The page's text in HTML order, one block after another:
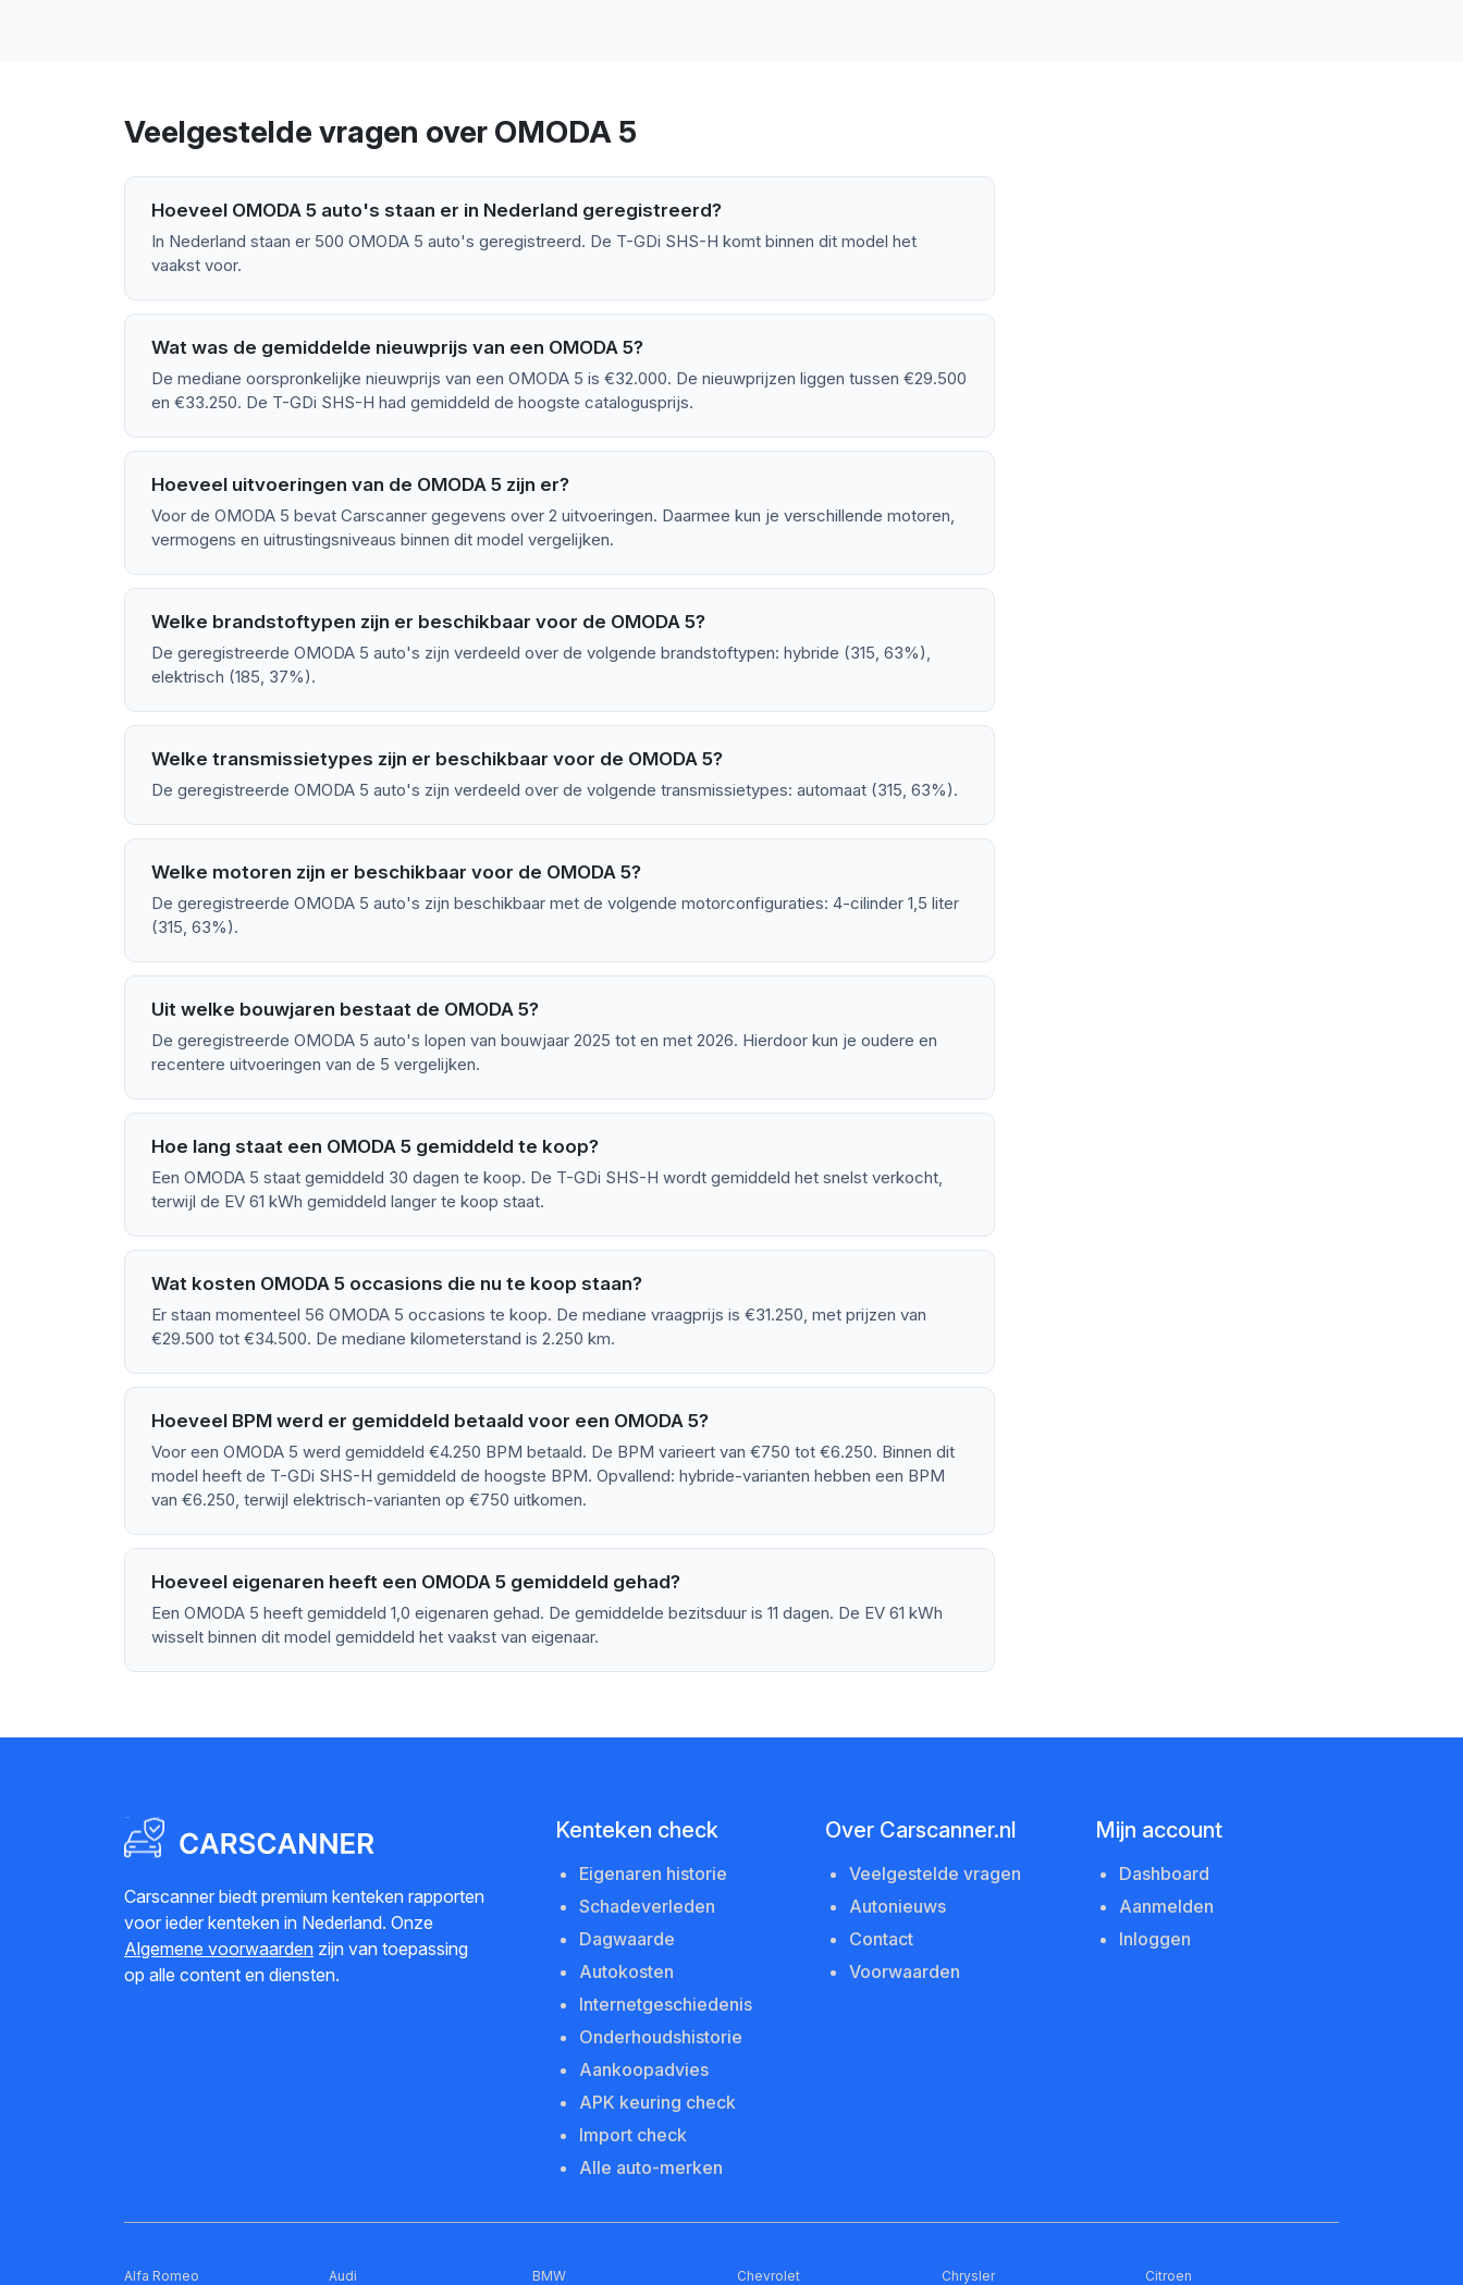
Veelgestelde vragen over OMODA 5
Hoeveel OMODA 5 auto's staan er in Nederland geregistreerd?
In Nederland staan er 500 OMODA 5 auto's geregistreerd. De T-GDi SHS-H komt binnen dit model het
vaakst voor.
Wat was de gemiddelde nieuwprijs van een OMODA 5?
De mediane oorspronkelijke nieuwprijs van een OMODA 5 is €32.000. De nieuwprijzen liggen tussen €29.500
en €33.250. De T-GDi SHS-H had gemiddeld de hoogste catalogusprijs.
Hoeveel uitvoeringen van de OMODA 5 zijn er?
Voor de OMODA 5 bevat Carscanner gegevens over 2 uitvoeringen. Daarmee kun je verschillende motoren,
vermogens en uitrustingsniveaus binnen dit model vergelijken.
Welke brandstoftypen zijn er beschikbaar voor de OMODA 5?
De geregistreerde OMODA 5 auto's zijn verdeeld over de volgende brandstoftypen: hybride (315, 63%),
elektrisch (185, 37%).
Welke transmissietypes zijn er beschikbaar voor de OMODA 5?
De geregistreerde OMODA 5 auto's zijn verdeeld over de volgende transmissietypes: automaat (315, 63%).
Welke motoren zijn er beschikbaar voor de OMODA 5?
De geregistreerde OMODA 5 auto's zijn beschikbaar met de volgende motorconfiguraties: 4-cilinder 1,5 liter
(315, 63%).
Uit welke bouwjaren bestaat de OMODA 5?
De geregistreerde OMODA 5 auto's lopen van bouwjaar 2025 tot en met 2026. Hierdoor kun je oudere en
recentere uitvoeringen van de 5 vergelijken.
Hoe lang staat een OMODA 5 gemiddeld te koop?
Een OMODA 5 staat gemiddeld 30 dagen te koop. De T-GDi SHS-H wordt gemiddeld het snelst verkocht,
terwijl de EV 61 kWh gemiddeld langer te koop staat.
Wat kosten OMODA 5 occasions die nu te koop staan?
Er staan momenteel 56 OMODA 5 occasions te koop. De mediane vraagprijs is €31.250, met prijzen van
€29.500 tot €34.500. De mediane kilometerstand is 2.250 km.
Hoeveel BPM werd er gemiddeld betaald voor een OMODA 5?
Voor een OMODA 5 werd gemiddeld €4.250 BPM betaald. De BPM varieert van €750 tot €6.250. Binnen dit
model heeft de T-GDi SHS-H gemiddeld de hoogste BPM. Opvallend: hybride-varianten hebben een BPM
van €6.250, terwijl elektrisch-varianten op €750 uitkomen.
Hoeveel eigenaren heeft een OMODA 5 gemiddeld gehad?
Een OMODA 5 heeft gemiddeld 1,0 eigenaren gehad. De gemiddelde bezitsduur is 11 dagen. De EV 61 kWh
wisselt binnen dit model gemiddeld het vaakst van eigenaar.
Carscanner biedt premium kenteken rapporten
voor ieder kenteken in Nederland. Onze
Algemene voorwaarden zijn van toepassing
op alle content en diensten.
Kenteken check
Eigenaren historie
Schadeverleden
Dagwaarde
Autokosten
Internetgeschiedenis
Onderhoudshistorie
Aankoopadvies
APK keuring check
Import check
Alle auto-merken
Over Carscanner.nl
Veelgestelde vragen
Autonieuws
Contact
Voorwaarden
Mijn account
Dashboard
Aanmelden
Inloggen
Alfa Romeo Audi BMW Chevrolet Chrysler Citroen